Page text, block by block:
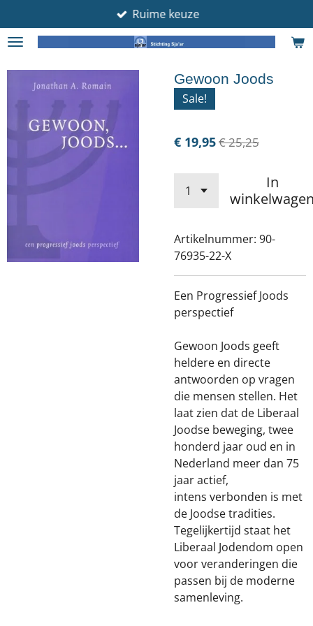
direct
naar
hoofdinhoud
Ruime keuze
Gewoon Joods
Sale!
€ 19,95€ 25,25
In
Artikelnummer: 90-
76935-22-X
Een Progressief Joods
perspectief
Gewoon Joods geeft
heldere en directe
antwoorden op vragen
die mensen stellen. Het
laat zien dat de Liberaal
Joodse beweging, twee
honderd jaar oud en in
Nederland meer dan 75
jaar actief,
intens verbonden is met
de Joodse tradities.
Tegelijkertijd staat het
Liberaal Jodendom open
voor veranderingen die
passen bij de moderne
samenleving.